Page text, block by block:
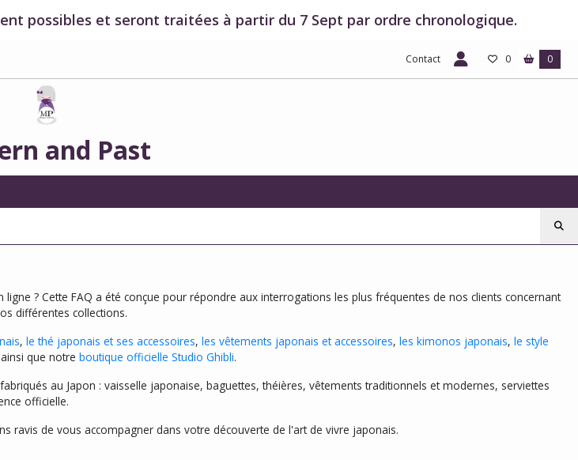
possibles et seront traitées à partir du 7 Sept par ordre chronologique.
Contact 0 0
and Past
? Cette FAQ a été conçue pour répondre aux interrogations les plus fréquentes de nos clients concernant
différentes collections.
, le thé japonais et ses accessoires, les vêtements japonais et accessoires, les kimonos japonais, le style
ainsi que notre boutique officielle Studio Ghibli.
au Japon : vaisselle japonaise, baguettes, théières, vêtements traditionnels et modernes, serviettes
officielle.
ravis de vous accompagner dans votre découverte de l'art de vivre japonais.